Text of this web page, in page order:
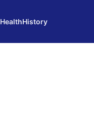
HealthHistory